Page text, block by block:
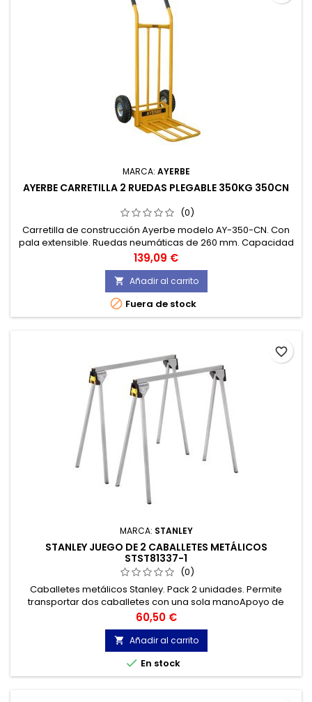
MARCA: AYERBE
AYERBE CARRETILLA 2 RUEDAS PLEGABLE 350KG 350CN
(0)
Carretilla de construcción Ayerbe modelo AY-350-CN. Con
pala extensible. Ruedas neumáticas de 260 mm. Capacidad
máxima de carga 350 kg. Peso 12,6 kg.
Precio
139,09 €
 Añadir al carrito
 Fuera de stock
MARCA: STANLEY
STANLEY JUEGO DE 2 CABALLETES METÁLICOS
STST81337-1
(0)
Caballetes metálicos Stanley. Pack 2 unidades. Permite
transportar dos caballetes con una sola manoApoyo de
goma antideslizante. Crea fricción en la superficie durante el
corte.
Precio
60,50 €
 Añadir al carrito
 En stock
favorite_border